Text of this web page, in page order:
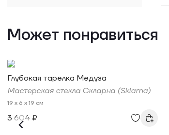
Может понравиться
Глубокая тарелка Медуза
Мастерская стекла Скларна (Sklarna)
19 x 6 x 19 см
3 604 ₽